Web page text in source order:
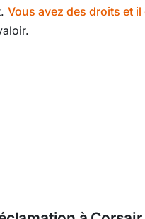
Vous avez des droits et